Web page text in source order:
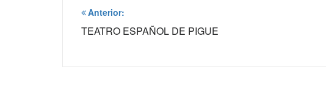
Navegación
de
Anterior:
TEATRO ESPAÑOL DE PIGUE